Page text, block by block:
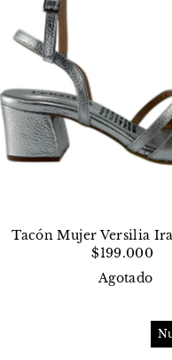
Tacón Mujer Versilia
$199.000
Agotado